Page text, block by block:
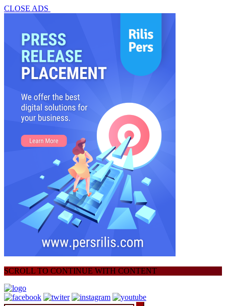
CLOSE ADS
SCROLL TO CONTINUE WITH CONTENT